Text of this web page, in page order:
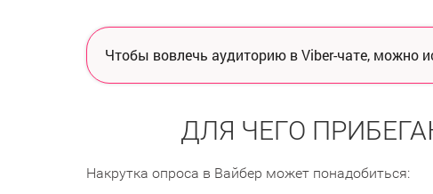
Чтобы вовлечь аудиторию в Viber-чате, можно
ДЛЯ ЧЕГО
Накрутка опроса в Вайбер может понадобиться: